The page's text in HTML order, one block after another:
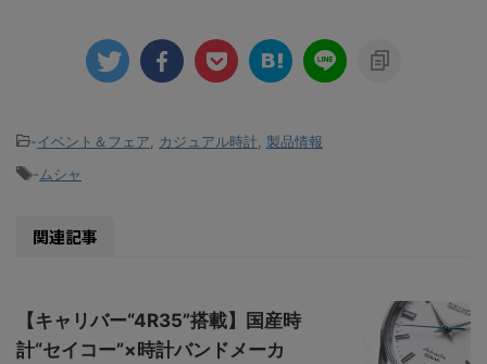
-イベント＆フェア カジュアル時計
製品情報
- ムシャ
関連記事
【キャリバー“4R35”搭載】国産時
計“セイコー”×時計バンドメーカ